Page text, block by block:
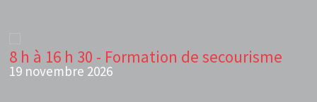
8 h à 16 h 30 - Formation de secourisme
19 novembre 2026